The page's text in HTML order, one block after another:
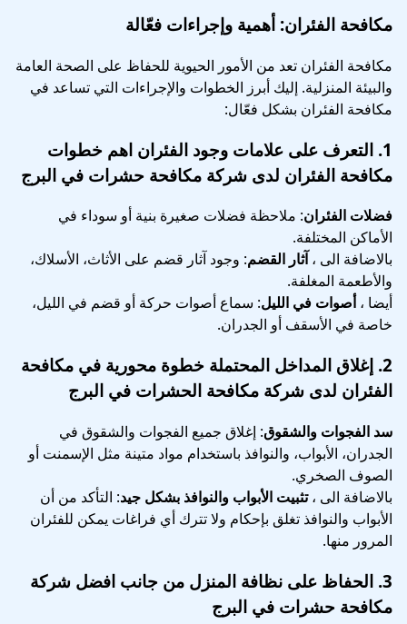
مكافحة الفئران: أهمية وإجراءات فعّالة
مكافحة الفئران تعد من الأمور الحيوية للحفاظ على الصحة العامة
والبيئة المنزلية. إليك أبرز الخطوات والإجراءات التي تساعد في
مكافحة الفئران بشكل فعّال:
1. التعرف على علامات وجود الفئران اهم خطوات
مكافحة الفئران لدى شركة مكافحة حشرات في البرج
فضلات الفئران: ملاحظة فضلات صغيرة بنية أو سوداء في
الأماكن المختلفة.
بالاضافة الى ، آثار القضم: وجود آثار قضم على الأثاث، الأسلاك،
والأطعمة المغلفة.
أيضا ،أصوات في الليل: سماع أصوات حركة أو قضم في الليل،
خاصة في الأسقف أو الجدران.
2. إغلاق المداخل المحتملة خطوة محورية في مكافحة
الفئران لدى شركة مكافحة الحشرات في البرج
سد الفجوات والشقوق: إغلاق جميع الفجوات والشقوق في
الجدران، الأبواب، والنوافذ باستخدام مواد متينة مثل الإسمنت أو
الصوف الصخري.
بالاضافة الى ،تثبيت الأبواب والنوافذ بشكل جيد: التأكد من أن
الأبواب والنوافذ تغلق بإحكام ولا تترك أي فراغات يمكن للفئران
المرور منها.
3. الحفاظ على نظافة المنزل من جانب افضل شركة
مكافحة حشرات في البرج